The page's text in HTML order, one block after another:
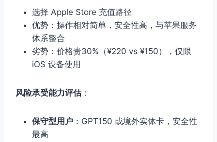
选择 Apple Store 充值路径
优势：操作相对简单，安全性高，与苹果服务
体系整合
劣势：价格贵30%（¥220 vs ¥150），仅限
iOS 设备使用
风险承受能力评估：
保守型用户 ：GPT150 或境外实体卡，安全性
最高